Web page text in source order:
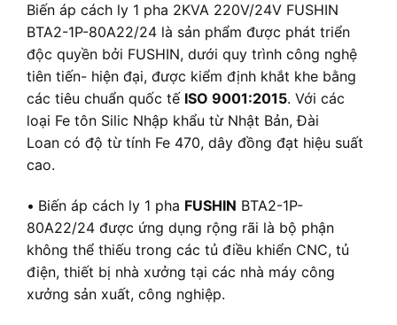
Biến áp cách ly 1 pha 2KVA 220V/24V FUSHIN
BTA2-1P-80A22/24 là sản phẩm được phát triển
độc quyền bởi FUSHIN, dưới quy trình công nghệ
tiên tiến- hiện đại, được kiểm định khắt khe bằng
các tiêu chuẩn quốc tế ISO 9001:2015. Với các
loại Fe tôn Silic Nhập khẩu từ Nhật Bản, Đài
Loan có độ từ tính Fe 470, dây đồng đạt hiệu suất
cao.
• Biến áp cách ly 1 pha FUSHIN BTA2-1P-
80A22/24 được ứng dụng rộng rãi là bộ phận
không thể thiếu trong các tủ điều khiển CNC, tủ
điện, thiết bị nhà xưởng tại các nhà máy công
xưởng sản xuất, công nghiệp.